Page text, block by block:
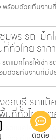
พร้อมด้วยทีมงา
มพร รถแม็ค
ทั่วไทย ราค
ถแมคโครให้เช่า
มด้วยทีมงานที่มีป
ชลบุรี รถแม็
นที่ทั่วไทย ร
รถแมคโครให้เช่า
ติดต่อ